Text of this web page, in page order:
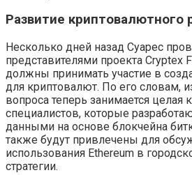
Развитие криптовалютного
Несколько дней назад Суарес
представителями проекта Cryptex
должны принимать участие в
для криптовалют. По его словам,
вопроса теперь занимается целая
специалистов, которые
данными на основе блокчейна
также будут привлечены для
использования Ethereum в
стратегии.